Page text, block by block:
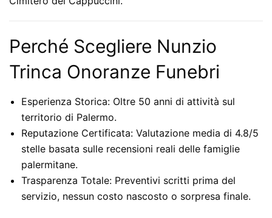
Perché Scegliere Nunzio
Trinca Onoranze Funebri
Esperienza Storica: Oltre 50 anni di attività sul
territorio di Palermo.
Reputazione Certificata: Valutazione media di 4.8/5
stelle basata sulle recensioni reali delle famiglie
palermitane.
Trasparenza Totale: Preventivi scritti prima del
servizio, nessun costo nascosto o sorpresa finale.